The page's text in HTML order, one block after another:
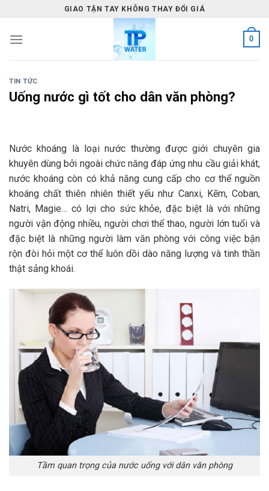
content
GIAO TẬN TAY KHÔNG THAY ĐỔI GIÁ
0
TIN TỨC
Uống nước gì tốt cho dân văn phòng?
Nước khoáng là loại nước thường được giới chuyên gia
khuyên dùng bởi ngoài chức năng đáp ứng nhu cầu giải khát,
nước khoáng còn có khả năng cung cấp cho cơ thể nguồn
khoáng chất thiên nhiên thiết yếu như Canxi, Kẽm, Coban,
Natri, Magie… có lợi cho sức khỏe, đặc biệt là với những
người vận động nhiều, người chơi thể thao, người lớn tuổi và
đặc biệt là những người làm văn phòng với công việc bận
rộn đòi hỏi một cơ thể luôn dồi dào năng lượng và tinh thần
thật sảng khoái.
Tầm quan trọng của nước uống với dân văn phòng